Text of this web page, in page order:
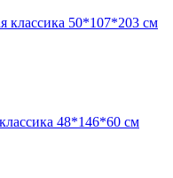
классика 50*107*203 см
48*146*60 см